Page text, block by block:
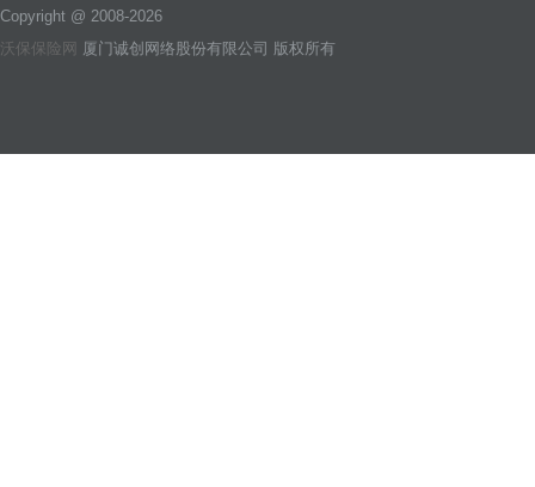
Copyright @ 2008-2026
沃保保险网 厦门诚创网络股份有限公司 版权所有